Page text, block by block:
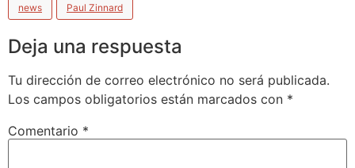
news Paul Zinnard
Deja una respuesta
Tu dirección de correo electrónico no será publicada.
Los campos obligatorios están marcados con *
Comentario *